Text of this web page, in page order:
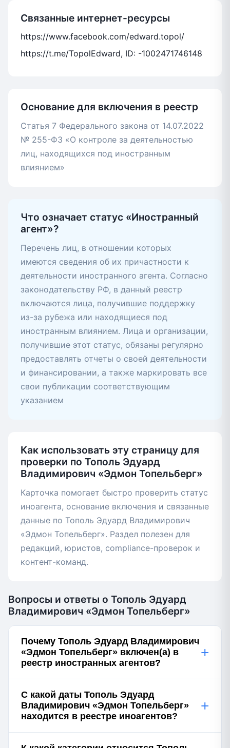
Связанные интернет-ресурсы
https://www.facebook.com/edward.topol/
https://t.me/TopolEdward, ID: -1002471746148
Основание для включения в реестр
Статья 7 Федерального закона от 14.07.2022
№ 255-ФЗ «О контроле за деятельностью
лиц, находящихся под иностранным
влиянием»
Что означает статус «Иностранный
агент»?
Перечень лиц, в отношении которых
имеются сведения об их причастности к
деятельности иностранного агента. Согласно
законодательству РФ, в данный реестр
включаются лица, получившие поддержку
из-за рубежа или находящиеся под
иностранным влиянием. Лица и организации,
получившие этот статус, обязаны регулярно
предоставлять отчеты о своей деятельности
и финансировании, а также маркировать все
свои публикации соответствующим
указанием
Как использовать эту страницу для
проверки по Тополь Эдуард
Владимирович «Эдмон Топельберг»
Карточка помогает быстро проверить статус
иноагента, основание включения и связанные
данные по Тополь Эдуард Владимирович
«Эдмон Топельберг». Раздел полезен для
редакций, юристов, compliance-проверок и
контент-команд.
Вопросы и ответы о Тополь Эдуард
Владимирович «Эдмон Топельберг»
Почему Тополь Эдуард Владимирович
«Эдмон Топельберг» включен(а) в
реестр иностранных агентов?
+
С какой даты Тополь Эдуард
Владимирович «Эдмон Топельберг»
находится в реестре иноагентов?
+